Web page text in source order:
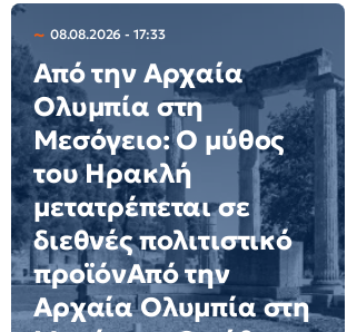
08.08.2026 - 17:33
Από την Αρχαία
Ολυμπία στη
Μεσόγειο: Ο μύθος
του Ηρακλή
μετατρέπεται σε
διεθνές πολιτιστικό
προϊόνΑπό την
Αρχαία Ολυμπία στη